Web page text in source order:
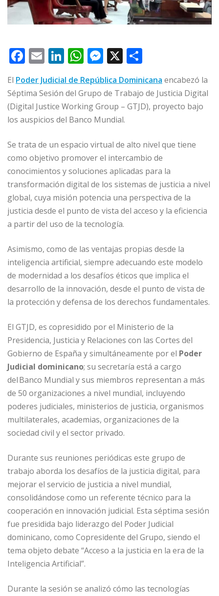
F
a
c
e
b
o
k
E
m
ai
l
Li
n
k
e
dI
W
h
at
s
A
p
M
e
ss
e
n
e
r
X
o
m
p
ar
r
El Poder Judicial de República Dominicana encabezó la
Séptima Sesión del Grupo de Trabajo de Justicia Digital
(Digital Justice Working Group – GTJD), proyecto bajo
los auspicios del Banco Mundial.
Se trata de un espacio virtual de alto nivel que tiene
como objetivo promover el intercambio de
conocimientos y soluciones aplicadas para la
transformación digital de los sistemas de justicia a nivel
global, cuya misión potencia una perspectiva de la
justicia desde el punto de vista del acceso y la eficiencia
a partir del uso de la tecnología.
Asimismo, como de las ventajas propias desde la
inteligencia artificial, siempre adecuando este modelo
de modernidad a los desafíos éticos que implica el
desarrollo de la innovación, desde el punto de vista de
la protección y defensa de los derechos fundamentales.
El GTJD, es copresidido por el Ministerio de la
Presidencia, Justicia y Relaciones con las Cortes del
Gobierno de España y simultáneamente por el Poder
Judicial dominicano; su secretaría está a cargo
del Banco Mundial y sus miembros representan a más
de 50 organizaciones a nivel mundial, incluyendo
poderes judiciales, ministerios de justicia, organismos
multilaterales, academias, organizaciones de la
sociedad civil y el sector privado.
Durante sus reuniones periódicas este grupo de
trabajo aborda los desafíos de la justicia digital, para
mejorar el servicio de justicia a nivel mundial,
consolidándose como un referente técnico para la
cooperación en innovación judicial. Esta séptima sesión
fue presidida bajo liderazgo del Poder Judicial
dominicano, como Copresidente del Grupo, siendo el
tema objeto debate “Acceso a la justicia en la era de la
Inteligencia Artificial”.
Durante la sesión se analizó cómo las tecnologías